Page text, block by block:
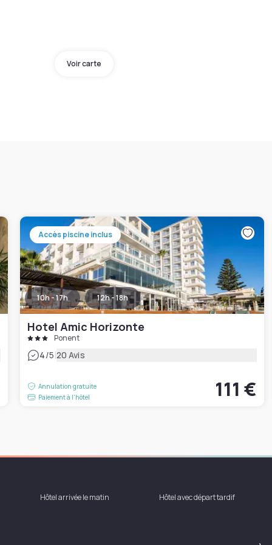
Voir carte
Accès piscine inclus
10h - 17h 12h - 18h
Hotel Amic Horizonte
Ponent
4/5|20 Avis
Annulation gratuite
Paiement à l'hôtel
111 €
Hôtel arrivée le matin Hôtel avec départ tardif